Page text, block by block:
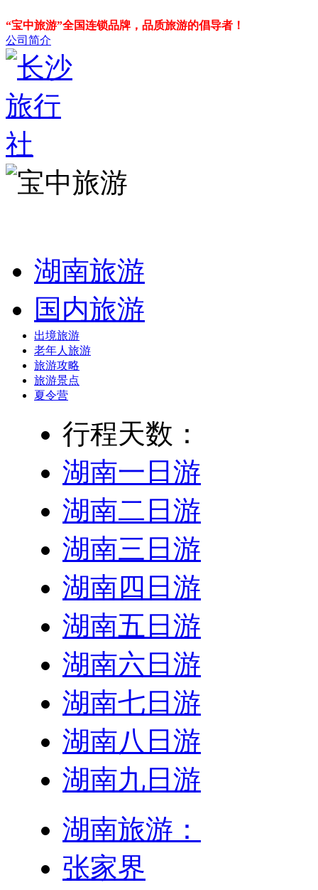
“宝中旅游”全国连锁品牌，品质旅游的倡导者！
公司简介
湖南旅游
国内旅游
出境旅游
老年人旅游
旅游攻略
旅游景点
夏令营
行程天数：
湖南一日游
湖南二日游
湖南三日游
湖南四日游
湖南五日游
湖南六日游
湖南七日游
湖南八日游
湖南九日游
湖南旅游：
张家界